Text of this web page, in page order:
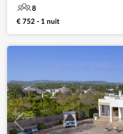
8
€ 752 - 1 nuit